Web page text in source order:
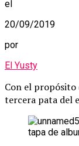
el
20/09/2019
por
El Yusty
Con el propósito
tercera pata del
tapa de